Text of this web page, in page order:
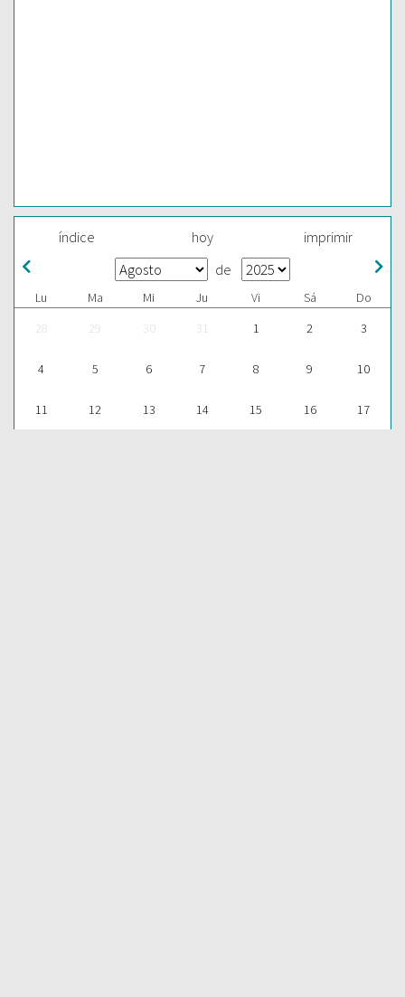
índice hoy imprimir
de
Lu Ma Mi Ju Vi Sá
Do
28
29 30 31 1 2 3
4 5 6 7 8 9 10
11 12 13 14 15 16 17